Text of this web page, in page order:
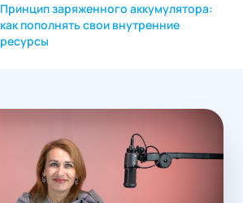
Принцип заряженного аккумулятора:
как пополнять свои внутренние
ресурсы